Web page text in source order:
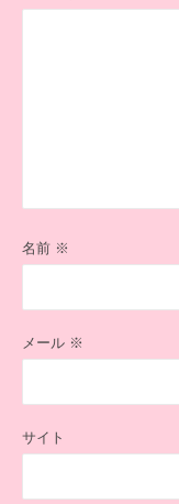
名前 ※
メール ※
サイト